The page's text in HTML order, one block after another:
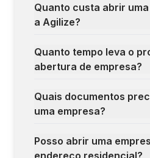
Quanto custa abrir
a Agilize?
Quanto tempo leva o
abertura de empresa?
Quais documentos
uma empresa?
Posso abrir uma
endereço residencial?